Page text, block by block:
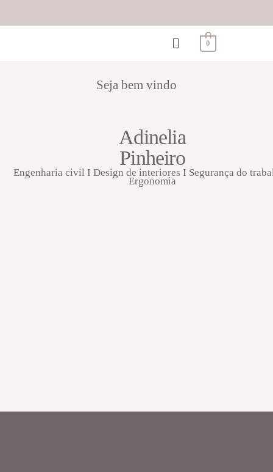
0
Seja bem vindo
Adinelia
Pinheiro
Engenharia civil I Design de interiores I Segurança do
Ergonomia